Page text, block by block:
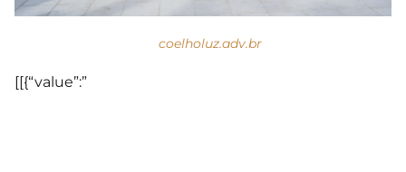
coelholuz.adv.br
[[{“value”:”